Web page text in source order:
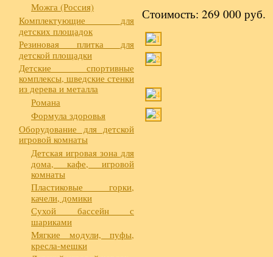
Можга (Россия)
Комплектующие для
детских площадок
Резиновая плитка для
детской площадки
Детские спортивные
комплексы, шведские стенки
из дерева и металла
Романа
Формула здоровья
Оборудование для детской
игровой комнаты
Детская игровая зона для
дома, кафе, игровой
комнаты
Пластиковые горки,
качели, домики
Сухой бассейн с
шариками
Мягкие модули, пуфы,
кресла-мешки
Стоимость: 269 000 руб.